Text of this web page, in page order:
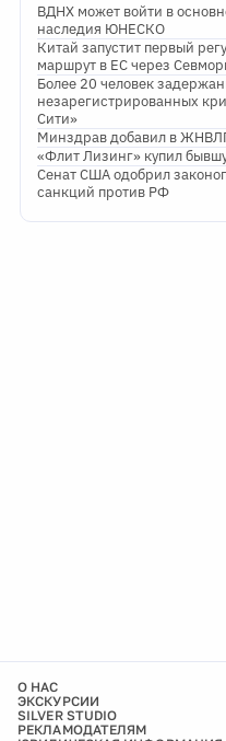
ВДНХ может войти в
наследия ЮНЕСКО
Китай запустит первый
маршрут в ЕС через
Более 20 человек
незарегистрированных
Сити»
Минздрав добавил в
«Флит Лизинг» купил
Сенат США одобрил
санкций против РФ
О НАС
ЭКСКУРСИИ
SILVER STUDIO
РЕКЛАМОДАТЕЛЯМ